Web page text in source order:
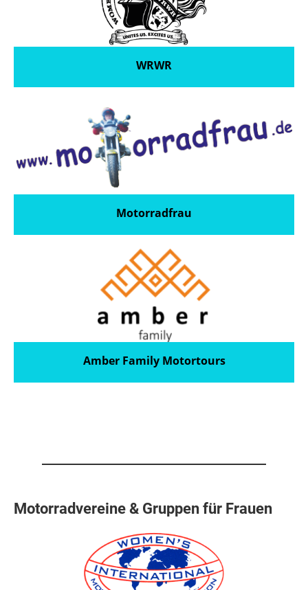
WRWR
Motorradfrau
Amber Family Motortours
Motorradvereine & Gruppen für Frauen